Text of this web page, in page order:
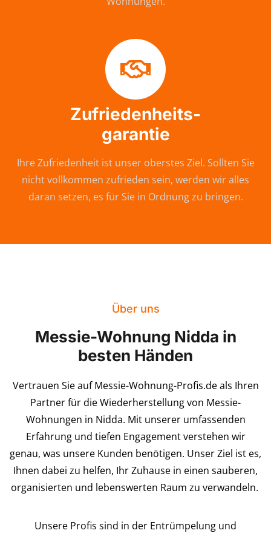
Zufriedenheits-
garantie
Ihre Zufriedenheit ist unser oberstes Ziel. Sollten Sie
nicht vollkommen zufrieden sein, werden wir alles
daran setzen, es für Sie in Ordnung zu bringen.
Über uns
Messie-Wohnung Nidda in
besten Händen
Vertrauen Sie auf Messie-Wohnung-Profis.de als Ihren
Partner für die Wiederherstellung von Messie-
Wohnungen in Nidda. Mit unserer umfassenden
Erfahrung und tiefen Engagement verstehen wir
genau, was unsere Kunden benötigen. Unser Ziel ist es,
Ihnen dabei zu helfen, Ihr Zuhause in einen sauberen,
organisierten und lebenswerten Raum zu verwandeln.
Unsere Profis sind in der Entrümpelung und